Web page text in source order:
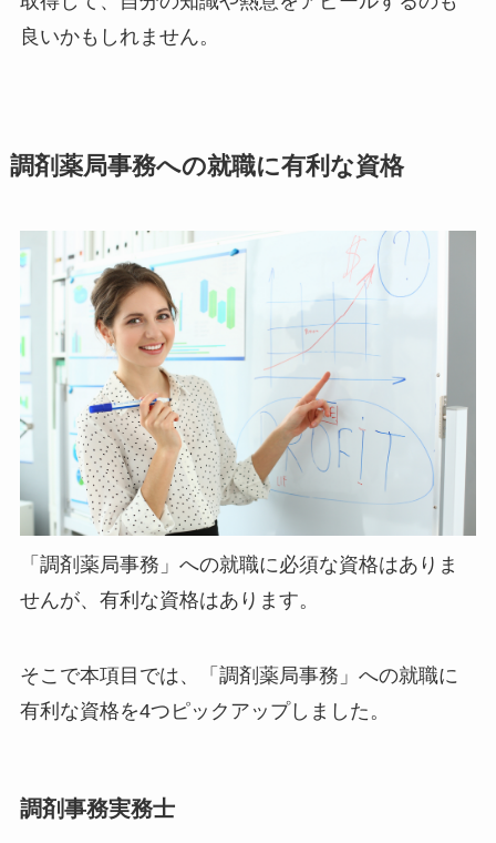
良いかもしれません。
調剤薬局事務への就職に有利な資格
「調剤薬局事務」への就職に必須な資格はありま
せんが、有利な資格はあります。
そこで本項目では、「調剤薬局事務」への就職に
有利な資格を4つピックアップしました。
調剤事務実務士